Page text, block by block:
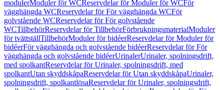
modulerModuler för WCReservdelar för Moduler för WCFör
vägghängda WCReservdelar för För vägghängda WCFör
golvstående WCReservdelar för För golvstående
WCTillbehörReservdelar för TillbehörFörbrukningsmaterialModuler
för tvättställTillbehörModuler för bidéerReservdelar för Moduler för
bidéerFör vägghängda och golvstående bidéerReservdelar för För
vägghängda och golvstående bidéerUrinalerUrinaler, spolningsdrift,
med spolkantReservdelar för Urinaler, spolningsdrift, med
spolkantUtan skyddskåpaReservdelar för Utan skyddskåpaUrinaler,
spolningsdrift, spolkantlösaReservdelar för Urinaler, spolningsdrift,